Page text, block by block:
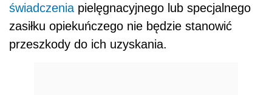
świadczenia pielęgnacyjnego lub specjalnego
zasiłku opiekuńczego nie będzie stanowić
przeszkody do ich uzyskania.